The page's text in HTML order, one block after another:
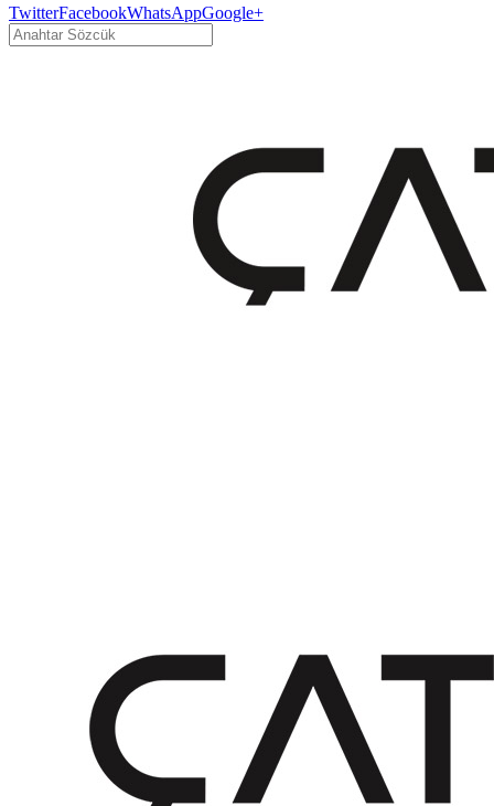
TwitterFacebookWhatsAppGoogle+